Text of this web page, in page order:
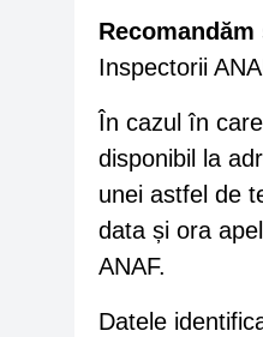
Inspectorii
În cazul în
disponibil la
unei astfel de
data și ora
ANAF.
Datele